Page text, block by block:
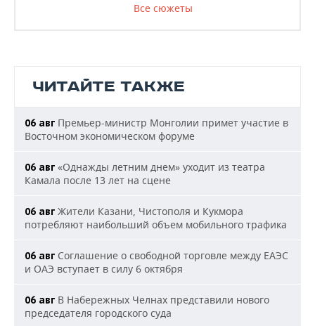
Все сюжеты
ЧИТАЙТЕ ТАКЖЕ
06 авг Премьер-министр Монголии примет участие в
Восточном экономическом форуме
06 авг «Однажды летним днем» уходит из театра
Камала после 13 лет на сцене
06 авг Жители Казани, Чистополя и Кукмора
потребляют наибольший объем мобильного трафика
06 авг Соглашение о свободной торговле между ЕАЭС
и ОАЭ вступает в силу 6 октября
06 авг В Набережных Челнах представили нового
председателя городского суда